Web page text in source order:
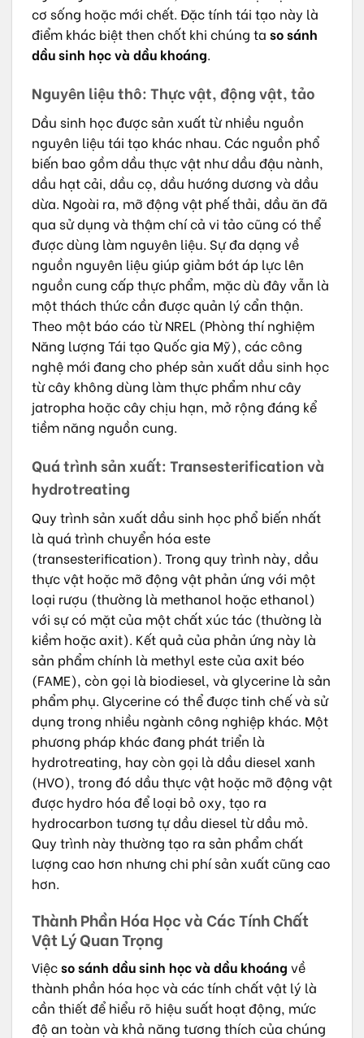
cơ sống hoặc mới chết. Đặc tính tái tạo này là
điểm khác biệt then chốt khi chúng ta so sánh
dầu sinh học và dầu khoáng.
Nguyên liệu thô: Thực vật, động vật, tảo
Dầu sinh học được sản xuất từ nhiều nguồn
nguyên liệu tái tạo khác nhau. Các nguồn phổ
biến bao gồm dầu thực vật như dầu đậu nành,
dầu hạt cải, dầu cọ, dầu hướng dương và dầu
dừa. Ngoài ra, mỡ động vật phế thải, dầu ăn đã
qua sử dụng và thậm chí cả vi tảo cũng có thể
được dùng làm nguyên liệu. Sự đa dạng về
nguồn nguyên liệu giúp giảm bớt áp lực lên
nguồn cung cấp thực phẩm, mặc dù đây vẫn là
một thách thức cần được quản lý cẩn thận.
Theo một báo cáo từ NREL (Phòng thí nghiệm
Năng lượng Tái tạo Quốc gia Mỹ), các công
nghệ mới đang cho phép sản xuất dầu sinh học
từ cây không dùng làm thực phẩm như cây
jatropha hoặc cây chịu hạn, mở rộng đáng kể
tiềm năng nguồn cung.
Quá trình sản xuất: Transesterification và
hydrotreating
Quy trình sản xuất dầu sinh học phổ biến nhất
là quá trình chuyển hóa este
(transesterification). Trong quy trình này, dầu
thực vật hoặc mỡ động vật phản ứng với một
loại rượu (thường là methanol hoặc ethanol)
với sự có mặt của một chất xúc tác (thường là
kiềm hoặc axit). Kết quả của phản ứng này là
sản phẩm chính là methyl este của axit béo
(FAME), còn gọi là biodiesel, và glycerine là sản
phẩm phụ. Glycerine có thể được tinh chế và sử
dụng trong nhiều ngành công nghiệp khác. Một
phương pháp khác đang phát triển là
hydrotreating, hay còn gọi là dầu diesel xanh
(HVO), trong đó dầu thực vật hoặc mỡ động vật
được hydro hóa để loại bỏ oxy, tạo ra
hydrocarbon tương tự dầu diesel từ dầu mỏ.
Quy trình này thường tạo ra sản phẩm chất
lượng cao hơn nhưng chi phí sản xuất cũng cao
hơn.
Thành Phần Hóa Học và Các Tính Chất
Vật Lý Quan Trọng
Việcso sánh dầu sinh học và dầu khoáng về
thành phần hóa học và các tính chất vật lý là
cần thiết để hiểu rõ hiệu suất hoạt động, mức
độ an toàn và khả năng tương thích của chúng